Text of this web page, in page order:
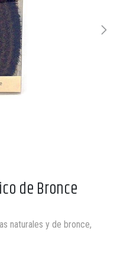
de Bronce
naturales y de bronce,